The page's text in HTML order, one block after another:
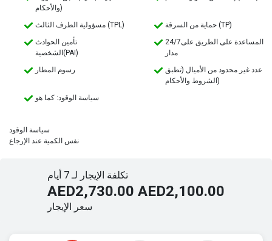
والأحكام)
مسؤولية الطرف الثالث (TPL)
حماية من السرقة (TP)
تأمين الحوادث
الشخصية(PAI)
24/7المساعدة على الطريق على
مدار
رسوم المطار
عدد غير محدود من الأميال (تطبق
الشروط والأحكام)
سياسة الوقود: كما هو
سياسة الوقود
نفس الكمية عند الإرجاع
تكلفة الإيجار لـ 7 أيام
AED2,730.00 AED2,100.00
سعر الإيجار